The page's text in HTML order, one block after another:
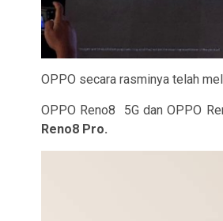
OPPO secara rasminya telah
OPPO Reno8 5G dan OPPO
Reno8 Pro.